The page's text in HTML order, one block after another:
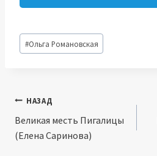
Метки
записи:
#Ольга Романовская
Навигация
по
НАЗАД
Великая месть Пигалицы
(Елена Саринова)